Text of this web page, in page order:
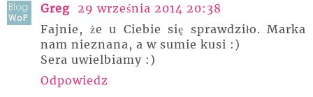
Greg 29 września 2014 20:38
Fajnie, że u Ciebie się sprawdziło. Marka
nam nieznana, a w sumie kusi :)
Sera uwielbiamy :)
Odpowiedz